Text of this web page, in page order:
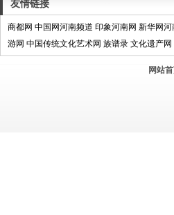
友情链接
商都网 中国网河南频道 印象河南网 新华网河
游网 中国传统文化艺术网 族谱录 文化遗产网
网站